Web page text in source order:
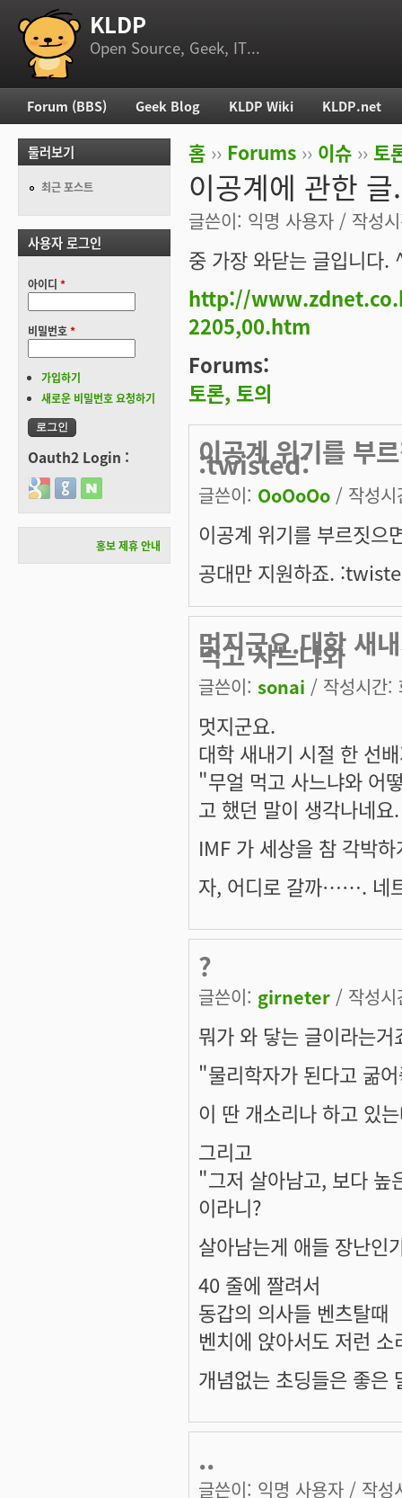
부 메뉴 KLDP
Open Source, Geek, IT...
현재 위치
홈 ›› Forums ›› 이슈 ›› 토
이공계에 관한 글
글쓴이: 익명 사용자 / 작성
중 가장 와닫는 글입니다.
http://
2205,00.htm
Forums:
토론, 토의
이공계 위기를 부
:twisted:
글쓴이: OoOoOo / 작성
이공계 위기를 부르짓으
공대만 지원하죠.
멋지군요.대학 새
먹고 사느냐와
글쓴이: sonai / 작성시간
멋지군요.
대학 새내기 시절 한 선
"무얼 먹고 사느냐와 어
고 했던 말이 생각나네요.
IMF 가 세상을 참 각박
자, 어디로 갈까…….
?
글쓴이: girneter / 작성
뭐가 와 닿는 글이라는거
"물리학자가 된다고 굶
이 딴 개소리나 하고 있
그리고
"그저 살아남고, 보다 높
이라니?
살아남는게 애들 장난인
40 줄에 짤려서
동갑의 의사들 벤츠탈때
벤치에 앉아서도 저런
개념없는 초딩들은 좋은
..
글쓴이: 익명 사용자 / 작성
주 메뉴
Forum (BBS) Geek Blog KLDP Wiki KLDP.net
둘러보기
최근 포스트
사용자 로그인
아이디 *
비밀번호*
가입하기
새로운 비밀번호 요청하기
Oauth2 Login :
Login with Google
Login with GitHub
Login with Naver
홍보 제휴 안내